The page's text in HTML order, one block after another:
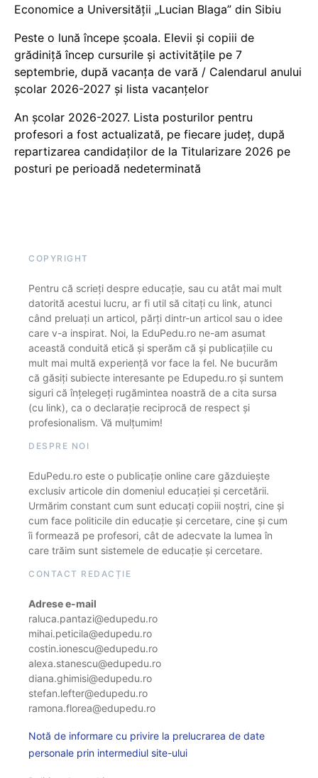
Economice a Universității „Lucian Blaga” din Sibiu
Peste o lună începe școala. Elevii și copiii de
grădiniță încep cursurile și activitățile pe 7
septembrie, după vacanța de vară / Calendarul anului
școlar 2026-2027 și lista vacanțelor
An școlar 2026-2027. Lista posturilor pentru
profesori a fost actualizată, pe fiecare județ, după
repartizarea candidaților de la Titularizare 2026 pe
posturi pe perioadă nedeterminată
COPYRIGHT
Pentru că scrieți despre educație, sau cu atât mai mult
datorită acestui lucru, ar fi util să citați cu link, atunci
când preluați un articol, părți dintr-un articol sau o idee
care v-a inspirat. Noi, la EduPedu.ro ne-am asumat
această conduită etică și sperăm că și publicațiile cu
mult mai multă experiență vor face la fel. Ne bucurăm
că găsiți subiecte interesante pe Edupedu.ro și suntem
siguri că înțelegeți rugămintea noastră de a cita sursa
(cu link), ca o declarație reciprocă de respect și
profesionalism. Vă mulțumim!
DESPRE NOI
EduPedu.ro este o publicație online care găzduiește
exclusiv articole din domeniul educației și cercetării.
Urmărim constant cum sunt educați copiii noștri, cine și
cum face politicile din educație și cercetare, cine și cum
îi formează pe profesori, cât de adecvate la lumea în
care trăim sunt sistemele de educație și cercetare.
CONTACT REDACȚIE
Adrese e-mail
raluca.pantazi@edupedu.ro
mihai.peticila@edupedu.ro
costin.ionescu@edupedu.ro
alexa.stanescu@edupedu.ro
diana.ghimisi@edupedu.ro
stefan.lefter@edupedu.ro
ramona.florea@edupedu.ro
Notă de informare cu privire la prelucrarea de date
personale prin intermediul site-ului